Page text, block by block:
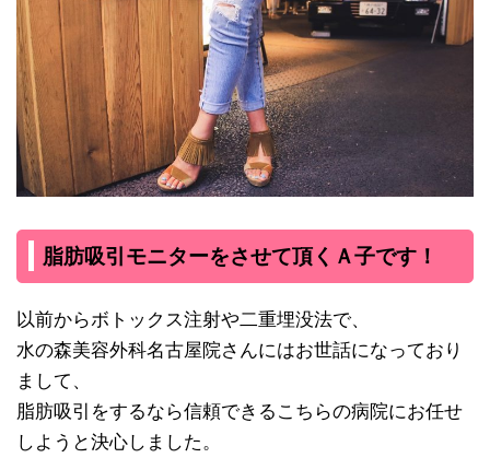
脂肪吸引モニターをさせて頂くＡ子です！
以前からボトックス注射や二重埋没法で、
水の森美容外科名古屋院さんにはお世話になっており
まして、
脂肪吸引をするなら信頼できるこちらの病院にお任せ
しようと決心しました。